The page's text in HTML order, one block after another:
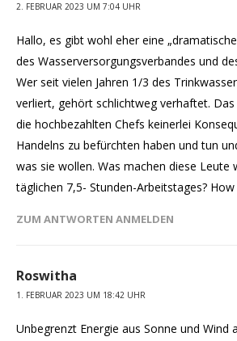
2. FEBRUAR 2023 UM 7:04 UHR
Hallo, es gibt wohl eher eine
des Wasserversorgungsverbandes und
Wer seit vielen Jahren 1/3 des
verliert, gehört schlichtweg verhaftet.
die hochbezahlten Chefs keinerlei
Handelns zu befürchten haben und tun
was sie wollen. Was machen diese Leute
täglichen 7,5- Stunden-Arbeitstages? How
ZUM ANTWORTEN ANMELDEN
Roswitha
1. FEBRUAR 2023 UM 18:42 UHR
Unbegrenzt Energie aus Sonne und Wind